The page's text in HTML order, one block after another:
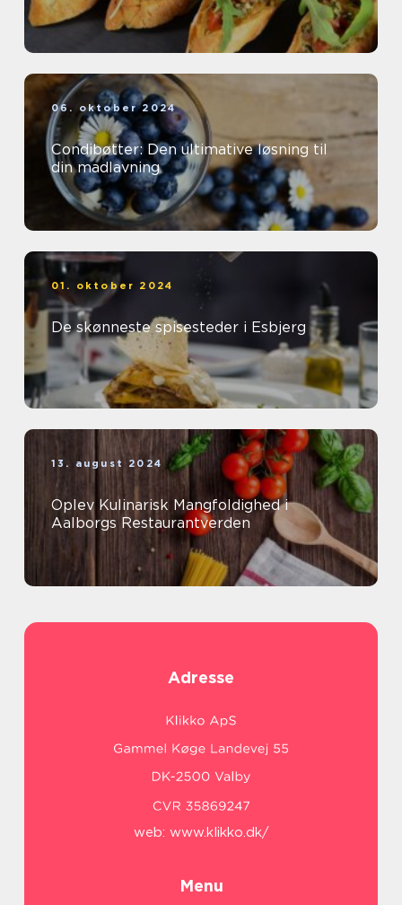
06. oktober 2024
Condibøtter: Den ultimative løsning til
din madlavning
01. oktober 2024
De skønneste spisesteder i Esbjerg
13. august 2024
Oplev Kulinarisk Mangfoldighed i
Aalborgs Restaurantverden
Adresse
web: www.klikko.dk/
Menu